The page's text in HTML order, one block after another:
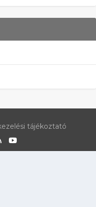
tájékoztató